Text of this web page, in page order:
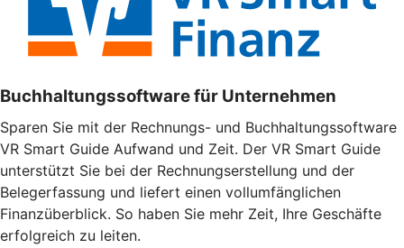
Buchhaltungssoftware für Unternehmen
Sparen Sie mit der Rechnungs- und Buchhaltungssoftware
VR Smart Guide Aufwand und Zeit. Der VR Smart Guide
unterstützt Sie bei der Rechnungserstellung und der
Belegerfassung und liefert einen vollumfänglichen
Finanzüberblick. So haben Sie mehr Zeit, Ihre Geschäfte
erfolgreich zu leiten.